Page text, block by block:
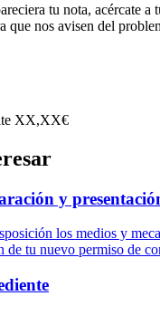
tu nota, acércate a
que nos avisen del
XX,XX€
y
los medios y
de tu nuevo permiso de